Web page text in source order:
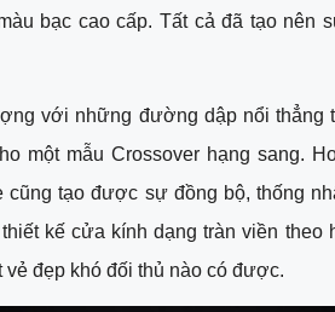
bạc cao cấp. Tất cả đã tạo nên
với những đường dập nổi thẳng
một mẫu Crossover hạng sang.
cũng tạo được sự đồng bộ, thống
kế cửa kính dạng tràn viền theo
vẻ đẹp khó đối thủ nào có được.